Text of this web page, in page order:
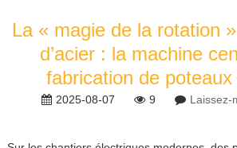
La « magie de la rotation
d’acier : la machine
fabrication de
2025-08-07 9 Laissez-